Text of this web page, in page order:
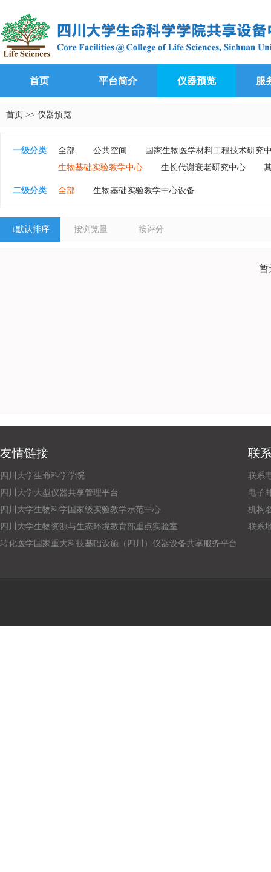
首页 平台简介 仪器预览 服
首页 >> 仪器预览
一级分类 全部 公共空间
国家生物医学材料工程技术研究
生物基础实验教学中心
生长代谢衰老研究中心
二级分类 全部 生物基础实验教学中心设备
↓默认排序 按浏览量 按评分
暂
友情链接
四川大学生命科学学院
四川大学大型仪器共享管理平台
四川大学生物科学国家级实验教学示范中心
四川大学生物资源与生态环境教育部重点实验室
转化医学国家重大科技基础设施（四川）仪器设备共享服务平台
联
联系
电子
机构
联系